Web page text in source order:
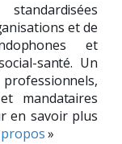
et de
et
santé. Un
mandataires
en savoir plus
»